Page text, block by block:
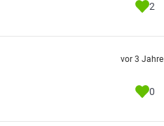
2
vor 3 Jahre
0